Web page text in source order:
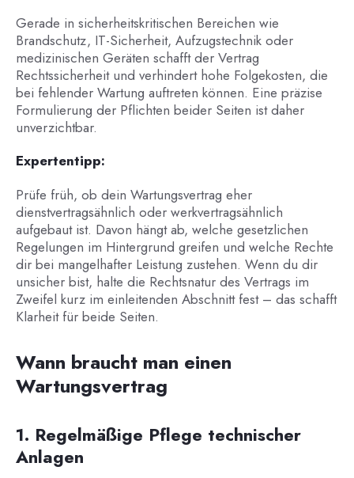
Gerade in sicherheitskritischen Bereichen wie
Brandschutz, IT-Sicherheit, Aufzugstechnik oder
medizinischen Geräten schafft der Vertrag
Rechtssicherheit und verhindert hohe Folgekosten, die
bei fehlender Wartung auftreten können. Eine präzise
Formulierung der Pflichten beider Seiten ist daher
unverzichtbar.
Expertentipp:
Prüfe früh, ob dein Wartungsvertrag eher
dienstvertragsähnlich oder werkvertragsähnlich
aufgebaut ist. Davon hängt ab, welche gesetzlichen
Regelungen im Hintergrund greifen und welche Rechte
dir bei mangelhafter Leistung zustehen. Wenn du dir
unsicher bist, halte die Rechtsnatur des Vertrags im
Zweifel kurz im einleitenden Abschnitt fest – das schafft
Klarheit für beide Seiten.
Wann braucht man einen
Wartungsvertrag
1. Regelmäßige Pflege technischer
Anlagen